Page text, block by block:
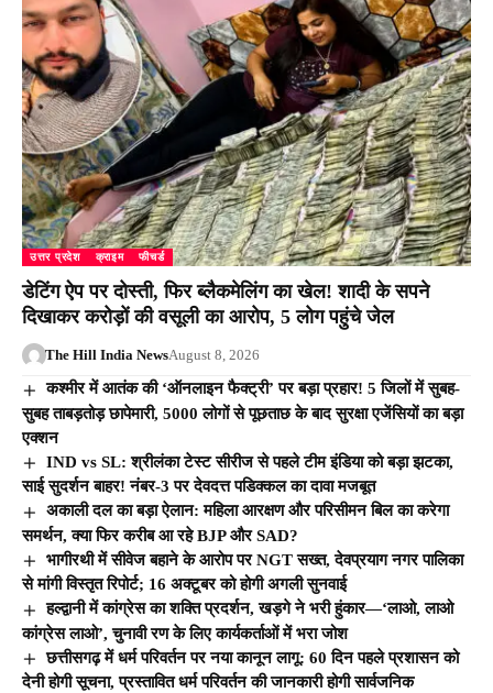
उत्तर प्रदेश क्राइम फीचर्ड
डेटिंग ऐप पर दोस्ती, फिर ब्लैकमेलिंग का खेल! शादी के सपने
दिखाकर करोड़ों की वसूली का आरोप, 5 लोग पहुंचे जेल
The Hill India NewsAugust 8, 2026
कश्मीर में आतंक की ‘ऑनलाइन फैक्ट्री’ पर बड़ा प्रहार! 5 जिलों में सुबह-
सुबह ताबड़तोड़ छापेमारी, 5000 लोगों से पूछताछ के बाद सुरक्षा एजेंसियों का बड़ा
एक्शन
IND vs SL: श्रीलंका टेस्ट सीरीज से पहले टीम इंडिया को बड़ा झटका,
साई सुदर्शन बाहर! नंबर-3 पर देवदत्त पडिक्कल का दावा मजबूत
अकाली दल का बड़ा ऐलान: महिला आरक्षण और परिसीमन बिल का करेगा
समर्थन, क्या फिर करीब आ रहे BJP और SAD?
भागीरथी में सीवेज बहाने के आरोप पर NGT सख्त, देवप्रयाग नगर पालिका
से मांगी विस्तृत रिपोर्ट; 16 अक्टूबर को होगी अगली सुनवाई
हल्द्वानी में कांग्रेस का शक्ति प्रदर्शन, खड़गे ने भरी हुंकार—‘लाओ, लाओ
कांग्रेस लाओ’, चुनावी रण के लिए कार्यकर्ताओं में भरा जोश
छत्तीसगढ़ में धर्म परिवर्तन पर नया कानून लागू: 60 दिन पहले प्रशासन को
देनी होगी सूचना, प्रस्तावित धर्म परिवर्तन की जानकारी होगी सार्वजनिक